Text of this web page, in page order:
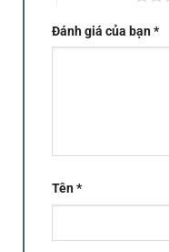
Đánh giá của bạn*
Tên*